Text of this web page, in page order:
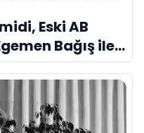
Eski AB
Bağış ile